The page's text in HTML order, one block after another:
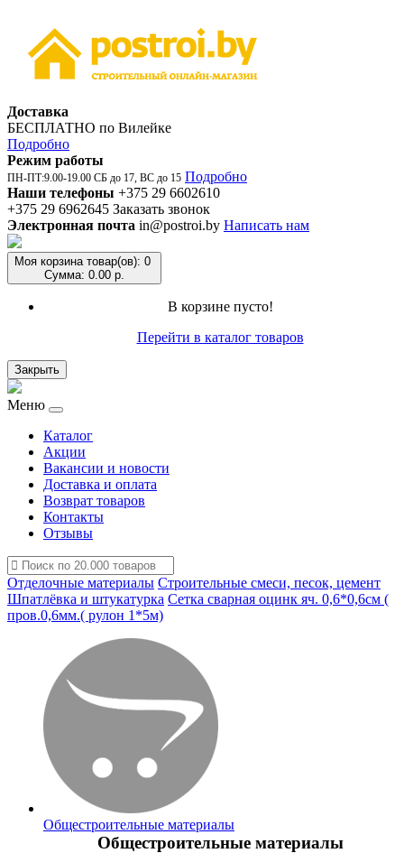
Доставка
БЕСПЛАТНО по Вилейке
Подробно
Режим работы
ПН-ПТ:9.00-19.00 СБ до 17, ВС до 15 Подробно
Наши телефоны +375 29 6602610
+375 29 6962645 Заказать звонок
Электронная почта in@postroi.by Написать нам
Моя корзина товар(ов): 0
Сумма: 0.00 р.
В корзине пусто!
Перейти в каталог товаров
Закрыть
Меню
Каталог
Акции
Вакансии и новости
Доставка и оплата
Возврат товаров
Контакты
Отзывы
Отделочные материалы Строительные смеси, песок, цемент
Шпатлёвка и штукатурка Сетка сварная оцинк яч. 0,6*0,6см (
пров.0,6мм.( рулон 1*5м)
Общестроительные материалы
Общестроительные материалы